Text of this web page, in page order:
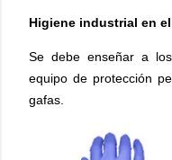
Higiene industrial en
Se debe enseñar a
equipo de protección
gafas.